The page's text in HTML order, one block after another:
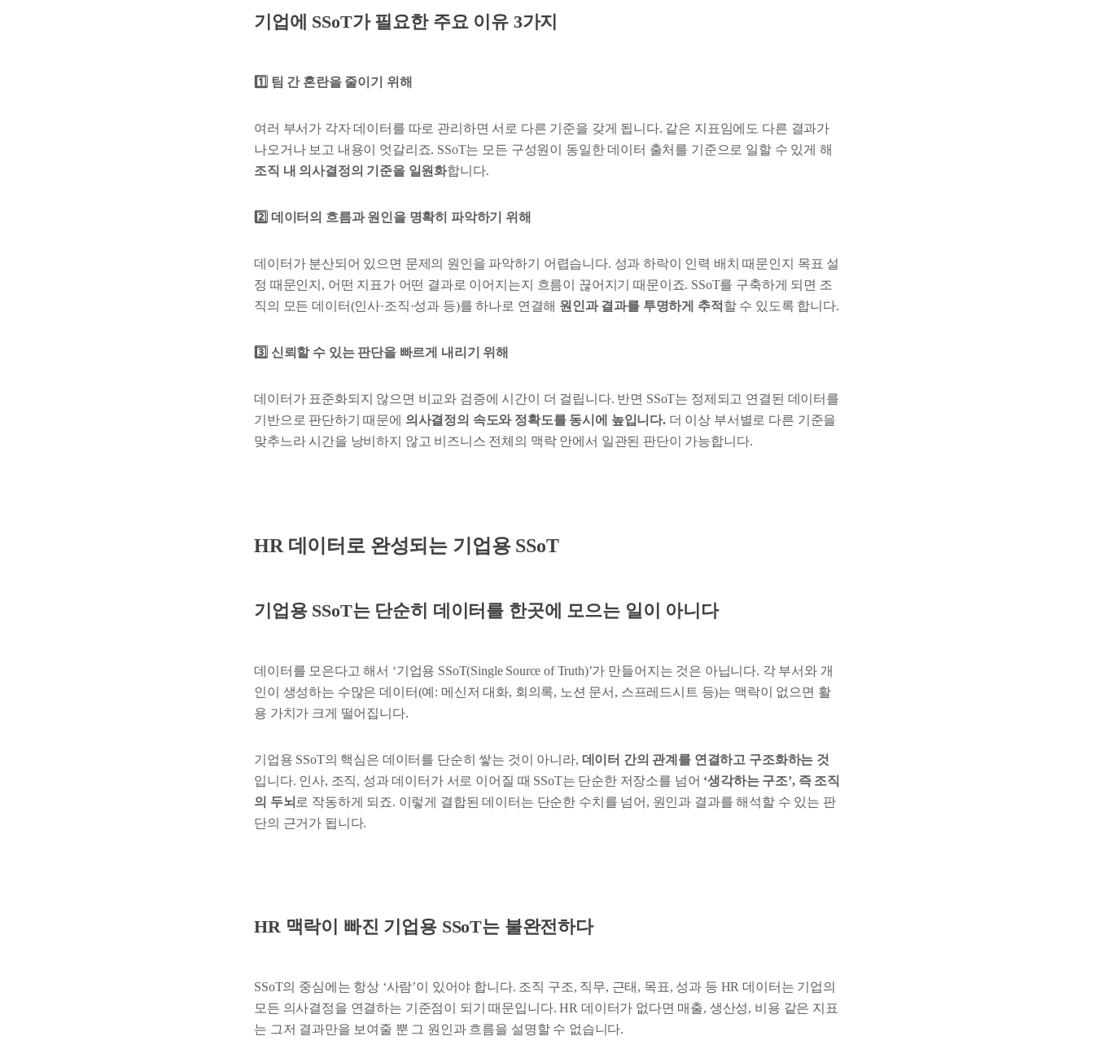
기업에 SSoT가 필요한 주요 이유 3가지
1️⃣ 팀 간 혼란을 줄이기 위해
여러 부서가 각자 데이터를 따로 관리하면 서로 다른 기준을 갖게 됩니다. 같은 지표임에도 다른 결과가
나오거나 보고 내용이 엇갈리죠. SSoT는 모든 구성원이 동일한 데이터 출처를 기준으로 일할 수 있게 해
조직 내 의사결정의 기준을 일원화합니다.
2️⃣ 데이터의 흐름과 원인을 명확히 파악하기 위해
데이터가 분산되어 있으면 문제의 원인을 파악하기 어렵습니다. 성과 하락이 인력 배치 때문인지 목표 설
정 때문인지, 어떤 지표가 어떤 결과로 이어지는지 흐름이 끊어지기 때문이죠. SSoT를 구축하게 되면 조
직의 모든 데이터(인사·조직·성과 등)를 하나로 연결해 원인과 결과를 투명하게 추적 할 수 있도록 합니다.
3️⃣ 신뢰할 수 있는 판단을 빠르게 내리기 위해
데이터가 표준화되지 않으면 비교와 검증에 시간이 더 걸립니다. 반면 SSoT는 정제되고 연결된 데이터를
기반으로 판단하기 때문에 의사결정의 속도와 정확도를 동시에 높입니다.더 이상 부서별로 다른 기준을
맞추느라 시간을 낭비하지 않고 비즈니스 전체의 맥락 안에서 일관된 판단이 가능합니다.
HR 데이터로 완성되는 기업용 SSoT
기업용 SSoT는 단순히 데이터를 한곳에 모으는 일이 아니다
데이터를 모은다고 해서 ‘기업용 SSoT(Single Source of Truth)’가 만들어지는 것은 아닙니다. 각 부서와 개
인이 생성하는 수많은 데이터(예: 메신저 대화, 회의록, 노션 문서, 스프레드시트 등)는 맥락이 없으면 활
용 가치가 크게 떨어집니다.
기업용 SSoT의 핵심은 데이터를 단순히 쌓는 것이 아니라, 데이터 간의 관계를 연결하고 구조화하는 것
입니다. 인사, 조직, 성과 데이터가 서로 이어질 때 SSoT는 단순한 저장소를 넘어 ‘생각하는 구조’, 즉 조직
의 두뇌 로 작동하게 되죠. 이렇게 결합된 데이터는 단순한 수치를 넘어, 원인과 결과를 해석할 수 있는 판
단의 근거가 됩니다.
HR 맥락이 빠진 기업용 SSoT는 불완전하다
SSoT의 중심에는 항상 ‘사람’이 있어야 합니다. 조직 구조, 직무, 근태, 목표, 성과 등 HR 데이터는 기업의
모든 의사결정을 연결하는 기준점이 되기 때문입니다. HR 데이터가 없다면 매출, 생산성, 비용 같은 지표
는 그저 결과만을 보여줄 뿐 그 원인과 흐름을 설명할 수 없습니다.